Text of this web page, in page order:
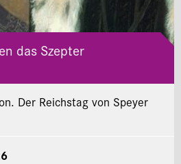
das Szepter
Der Reichstag von Speyer